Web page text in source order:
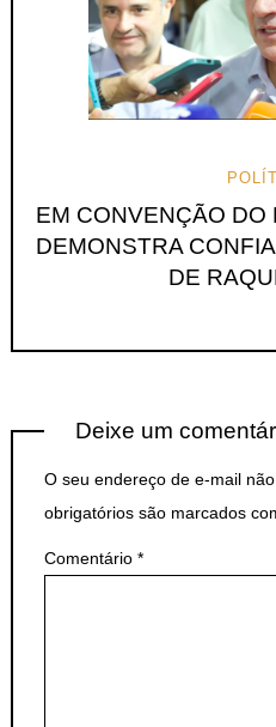
EM CONVENÇÃO DO
DEMONSTRA
DE
Deixe um
O seu endereço de e-mail
obrigatórios são marcados
Comentário *